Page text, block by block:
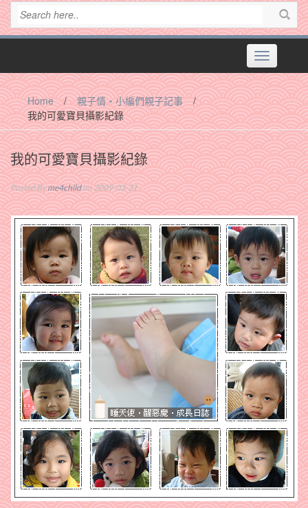
Toggle
navigation
Home / 親子情‧小編們親子記事
/
我的可愛寶貝攝影紀錄
我的可愛寶貝攝影紀錄
Posted Byme4childon 2009-03-21